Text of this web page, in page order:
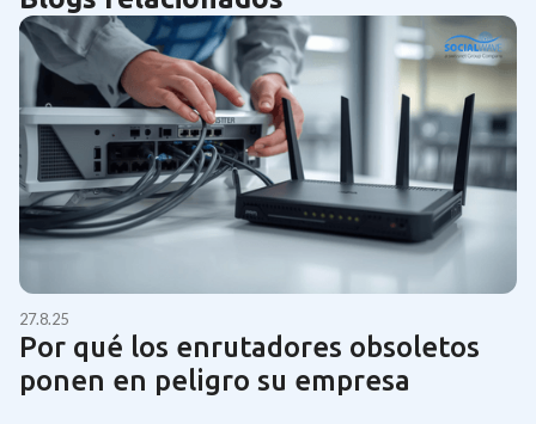
27.8.25
Por qué los enrutadores obsoletos
ponen en peligro su empresa